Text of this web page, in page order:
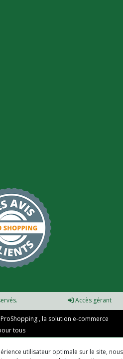
Accès gérant
, la solution e-commerce
tous
utilisateur optimale sur le site, nous